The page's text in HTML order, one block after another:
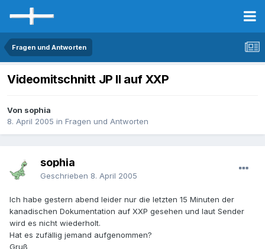
Fragen und Antworten
Videomitschnitt JP II auf XXP
Von sophia
8. April 2005 in Fragen und Antworten
sophia
Geschrieben 8. April 2005
Ich habe gestern abend leider nur die letzten 15 Minuten der
kanadischen Dokumentation auf XXP gesehen und laut Sender
wird es nicht wiederholt.
Hat es zufällig jemand aufgenommen?
Gruß